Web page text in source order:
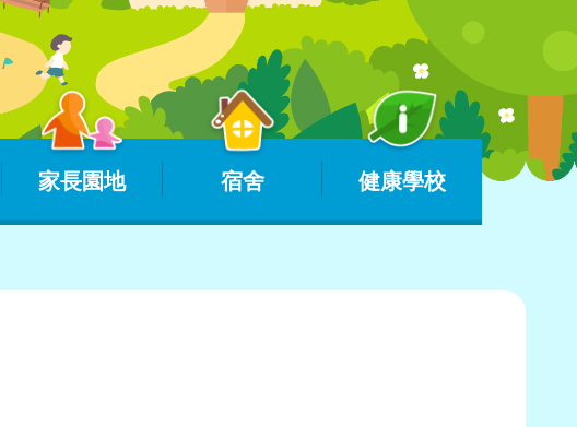
家長園地 宿舍 健康學校